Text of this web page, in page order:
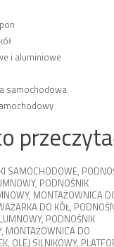
i aluminiowe
samochodowa
SAMOCHODOWE,
, PODNOŚNIK
, MONTAŻOWNICA
DO KÓŁ,
, PODNOŚNIK
, MONTAŻOWNICA DO
, OLEJ SILNIKOWY,